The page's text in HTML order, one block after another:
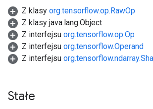
Z klasy org.tensorflow.op.RawOp
Z klasy java.lang.Object
Z interfejsu org.tensorflow.op.Op
Z interfejsu org.tensorflow.Operand
Z interfejsu
Stałe